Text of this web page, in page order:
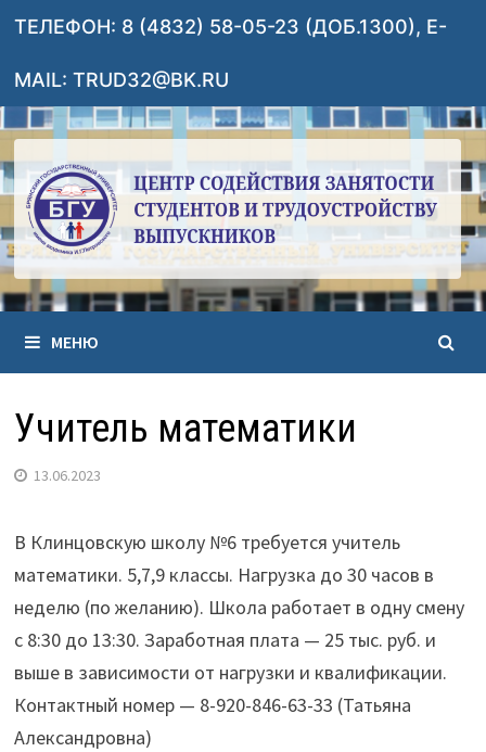
Перейти
содержимому
ТЕЛЕФОН: 8 (4832) 58-05-23 (ДОБ.1300), E-
MAIL: TRUD32@BK.RU
МЕНЮ
Учитель математики
13.06.2023
В Клинцовскую школу №6 требуется учитель
математики. 5,7,9 классы. Нагрузка до 30 часов в
неделю (по желанию). Школа работает в одну смену
с 8:30 до 13:30. Заработная плата — 25 тыс. руб. и
выше в зависимости от нагрузки и квалификации.
Контактный номер — 8-920-846-63-33 (Татьяна
Александровна)